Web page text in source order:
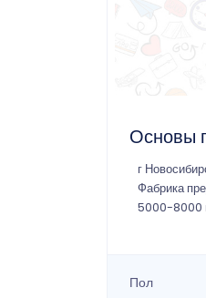
Основы
г
Фабрика
5000-8000
Пол